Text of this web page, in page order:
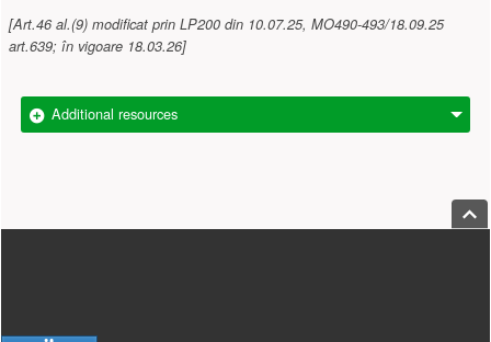
[Art.46 al.(9) modificat prin LP200 din 10.07.25, MO490-493/18.09.25
art.639; în vigoare 18.03.26]
Additional resources